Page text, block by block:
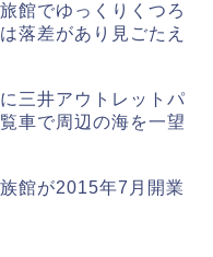
館でゆっくりくつろ
落差があり見ごたえ
三井アウトレットパ
車で周辺の海を一望
館が2015年7月開業